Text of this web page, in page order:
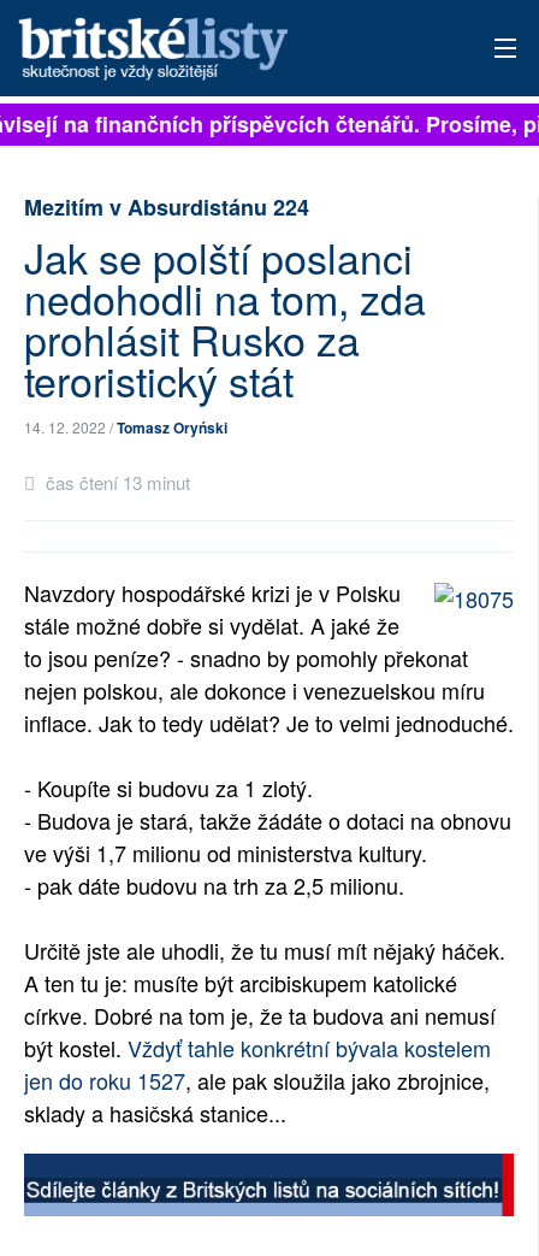
PŘIHLÁSIT
ROZHOVORY
TÉMATA
NEJČTENĚJŠÍ ZA 7 DNÍ
RUBRIKY
PLNÁ VERZE STRÁNEK
na finančních příspěvcích čtenářů. Prosíme,
Mezitím v Absurdistánu 224
Jak se polští poslanci
nedohodli na tom, zda
prohlásit Rusko za
teroristický stát
14. 12. 2022 /Tomasz Oryński
čas čtení 13 minut
Navzdory hospodářské krizi je v Polsku
stále možné dobře si vydělat. A jaké že
to jsou peníze? - snadno by pomohly překonat
nejen polskou, ale dokonce i venezuelskou míru
inflace. Jak to tedy udělat? Je to velmi jednoduché.
- Koupíte si budovu za 1 zlotý.
- Budova je stará, takže žádáte o dotaci na obnovu
ve výši 1,7 milionu od ministerstva kultury.
- pak dáte budovu na trh za 2,5 milionu.
Určitě jste ale uhodli, že tu musí mít nějaký háček.
A ten tu je: musíte být arcibiskupem katolické
církve. Dobré na tom je, že ta budova ani nemusí
být kostel. Vždyť tahle konkrétní bývala kostelem
jen do roku 1527, ale pak sloužila jako zbrojnice,
sklady a hasičská stanice...